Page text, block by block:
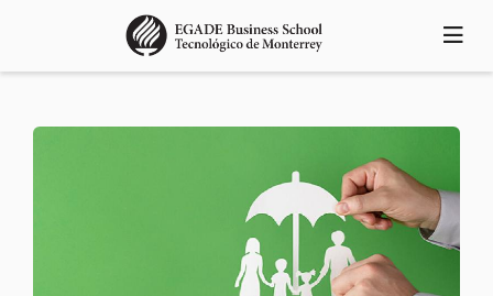
content